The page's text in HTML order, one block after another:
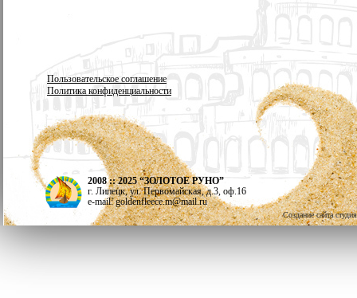
Пользовательское соглашение
Политика конфиденциальности
2008 :: 2025 “ЗОЛОТОЕ РУНО”
г. Липецк, ул. Первомайская, д.3, оф.16
e-mail: goldenfleece.m@mail.ru
Создание сайта